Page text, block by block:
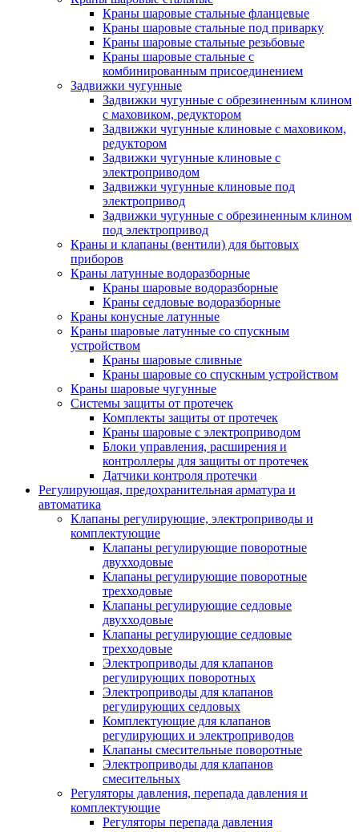
Краны шаровые стальные фланцевые
Краны шаровые стальные под приварку
Краны шаровые стальные резьбовые
Краны шаровые стальные с
комбинированным присоединением
Задвижки чугунные
Задвижки чугунные с обрезиненным клином
с маховиком, редуктором
Задвижки чугунные клиновые с маховиком,
редуктором
Задвижки чугунные клиновые с
электроприводом
Задвижки чугунные клиновые под
электропривод
Задвижки чугунные с обрезиненным клином
под электропривод
Краны и клапаны (вентили) для бытовых
приборов
Краны латунные водоразборные
Краны шаровые водоразборные
Краны седловые водоразборные
Краны конусные латунные
Краны шаровые латунные со спускным
устройством
Краны шаровые сливные
Краны шаровые со спускным устройством
Краны шаровые чугунные
Системы защиты от протечек
Комплекты защиты от протечек
Краны шаровые с электроприводом
Блоки управления, расширения и
контроллеры для защиты от протечек
Датчики контроля протечки
Регулирующая, предохранительная арматура и
автоматика
Клапаны регулирующие, электроприводы и
комплектующие
Клапаны регулирующие поворотные
двухходовые
Клапаны регулирующие поворотные
трехходовые
Клапаны регулирующие седловые
двухходовые
Клапаны регулирующие седловые
трехходовые
Электроприводы для клапанов
регулирующих поворотных
Электроприводы для клапанов
регулирующих седловых
Комплектующие для клапанов
регулирующих и электроприводов
Клапаны смесительные поворотные
Электроприводы для клапанов
смесительных
Регуляторы давления, перепада давления и
комплектующие
Регуляторы перепада давления